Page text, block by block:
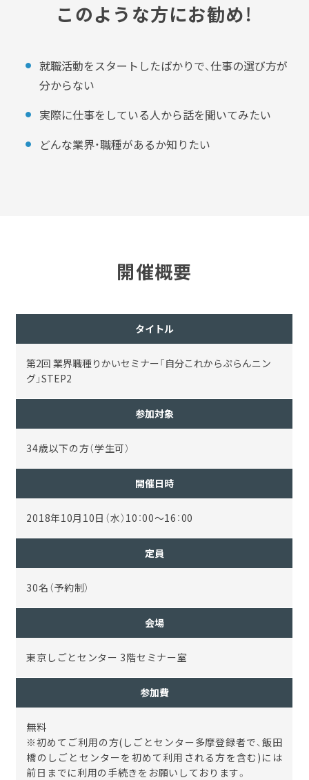
このような方にお勧め！
就職活動をスタートしたばかりで、仕事の選び方が
分からない
実際に仕事をしている人から話を聞いてみたい
どんな業界・職種があるか知りたい
開催概要
タイトル
第2回 業界職種りかいセミナー「自分これからぷらんニン
グ」STEP2
参加対象
34歳以下の方（学生可）
開催日時
2018年10月10日（水）10：00～16：00
定員
30名（予約制）
会場
東京しごとセンター 3階セミナー室
参加費
無料
※初めてご利用の方(しごとセンター多摩登録者で、飯田
橋のしごとセンターを初めて利用される方を含む)には
前日までに利用の手続きをお願いしております。